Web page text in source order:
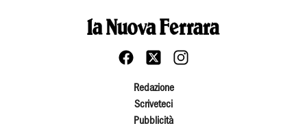
Redazione
Scriveteci
Pubblicità